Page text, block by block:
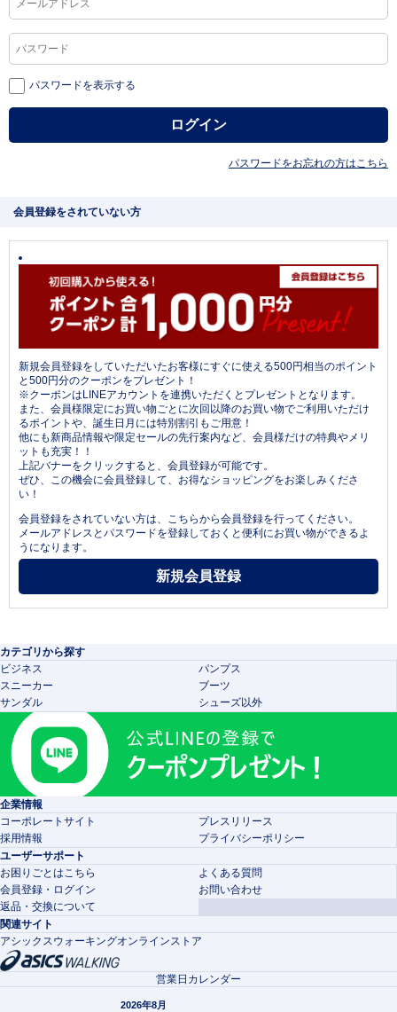
パスワードを表示する
パスワードをお忘れの方はこちら
会員登録をされていない方
新規会員登録をしていただいたお客様にすぐに使える500円相当のポイント
と500円分のクーポンをプレゼント！
※クーポンはLINEアカウントを連携いただくとプレゼントとなります。
また、会員様限定にお買い物ごとに次回以降のお買い物でご利用いただけ
るポイントや、誕生日月には特別割引もご用意！
他にも新商品情報や限定セールの先行案内など、会員様だけの特典やメリ
ットも充実！！
上記バナーをクリックすると、会員登録が可能です。
ぜひ、この機会に会員登録して、お得なショッピングをお楽しみくださ
い！
会員登録をされていない方は、こちらから会員登録を行ってください。
メールアドレスとパスワードを登録しておくと便利にお買い物ができるよ
うになります。
カテゴリから探す
ビジネス
パンプス
スニーカー
ブーツ
サンダル
シューズ以外
企業情報
コーポレートサイト
プレスリリース
採用情報
プライバシーポリシー
ユーザーサポート
お困りごとはこちら
よくある質問
会員登録・ログイン
お問い合わせ
返品・交換について
関連サイト
アシックスウォーキングオンラインストア
営業日カレンダー
2026年8月